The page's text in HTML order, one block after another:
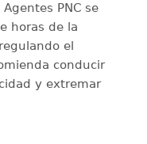
PNC se
horas de la
el
conducir
y extremar